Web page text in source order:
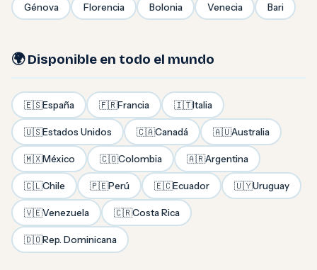
Génova Florencia Bolonia Venecia Bari
🌍 Disponible en todo el mundo
🇪🇸España 🇫🇷Francia 🇮🇹Italia
🇺🇸Estados Unidos 🇨🇦Canadá 🇦🇺Australia
🇲🇽México 🇨🇴Colombia 🇦🇷Argentina
🇨🇱Chile 🇵🇪Perú 🇪🇨Ecuador 🇺🇾Uruguay
🇻🇪Venezuela 🇨🇷Costa Rica
🇩🇴Rep. Dominicana